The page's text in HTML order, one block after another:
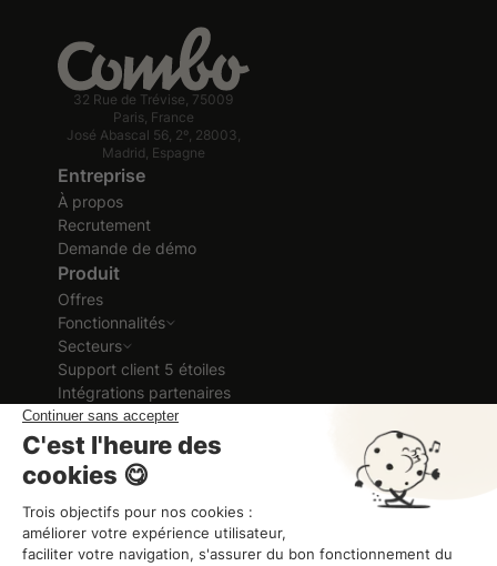
32 Rue de Trévise, 75009
Paris, France
José Abascal 56, 2º, 28003,
Madrid, Espagne
Entreprise
À propos
Recrutement
Demande de démo
Produit
Offres
Fonctionnalités
Secteurs
Support client 5 étoiles
Intégrations partenaires
Ressources
Cas clients
Ebook et Guides
Blog
Glossaire RH
Formation vidéo
Guide d'aide